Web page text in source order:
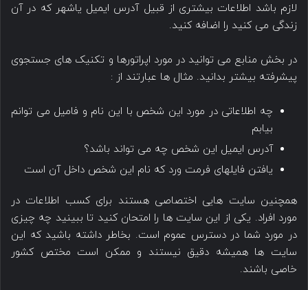
لازم باشد اطلاعات بیشتری از قبیل آدرس ایمیل یاشهر که در آن
زندگی می کنید را اضافه کنید.
در بخش منابع می توانید در مورد اپراتورها و تکنیک های جستجوی
پیشرفته بیشتر بدانید. مثال ها عبارتند از :
چه اطلاعاتی در مورد این شخص با این نام و فامیل می توانم
بیابم
آدرس ایمیل این شخص چه می تواند باشد؟
یافتن فایلهای فرمت ورد که نام این شخص داخل آن است
همچنین سایت هایی اختصاصی هستند برای کسب اطلاعات در
مورد افراد. یکی از این سایت ها را امتحان کنید تا ببینید چه چیزی
در مورد شما در دسترس عموم است. بخاطر داشته باشید که این
سایت ها همیشه دقیق نیستند و ممکن است مختص کشور
خاصی باشند.